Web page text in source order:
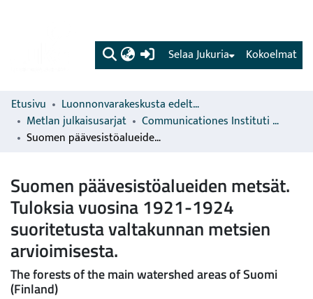
(current) Kokoelmat
Selaa Jukuria
Etusivu
Luonnonvarakeskusta edeltävien organisaatioiden sarjat
Metlan julkaisusarjat
Communicationes Instituti Forestalis Fenniae
Suomen päävesistöalueiden metsät. Tuloksia vuosina 1921-1924 suoritetusta valtakunnan metsien arvioimisesta.
Suomen päävesistöalueiden metsät.
Tuloksia vuosina 1921-1924
suoritetusta valtakunnan metsien
arvioimisesta.
The forests of the main watershed areas of Suomi
(Finland)